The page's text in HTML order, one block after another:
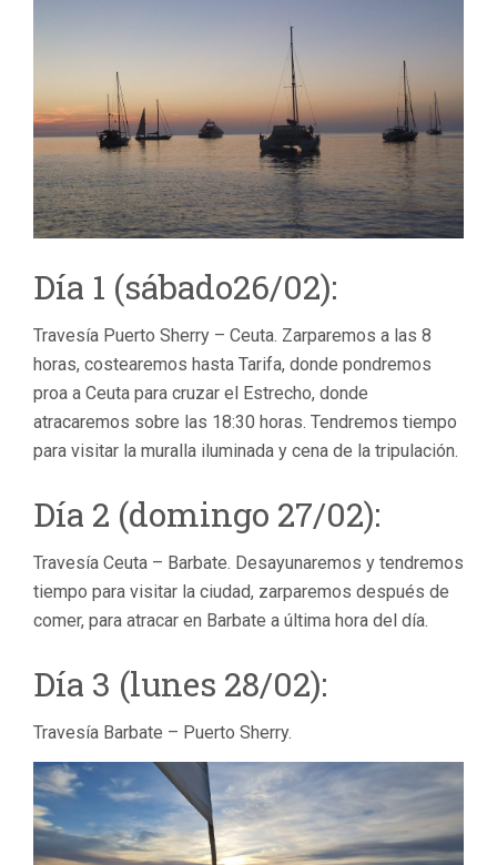
Día 1 (sábado26/02):
Travesía Puerto Sherry – Ceuta. Zarparemos a las 8
horas, costearemos hasta Tarifa, donde pondremos
proa a Ceuta para cruzar el Estrecho, donde
atracaremos sobre las 18:30 horas. Tendremos tiempo
para visitar la muralla iluminada y cena de la tripulación.
Día 2 (domingo 27/02):
Travesía Ceuta – Barbate. Desayunaremos y tendremos
tiempo para visitar la ciudad, zarparemos después de
comer, para atracar en Barbate a última hora del día.
Día 3 (lunes 28/02):
Travesía Barbate – Puerto Sherry.